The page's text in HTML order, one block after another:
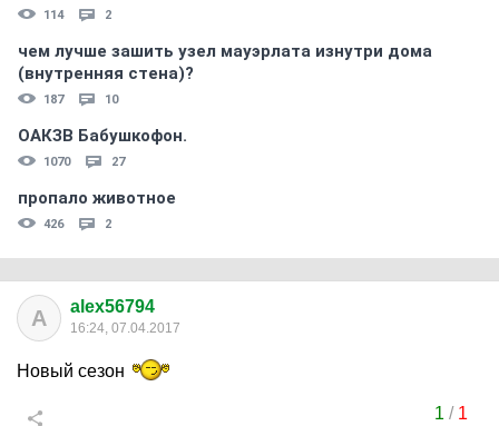
114 2
чем лучше зашить узел мауэрлата изнутри дома
(внутренняя стена)?
187 10
ОАКЗВ Бабушкофон.
1070 27
пропало животное
426 2
A alex56794
16:24, 07.04.2017
Новый сезон
1 / 1